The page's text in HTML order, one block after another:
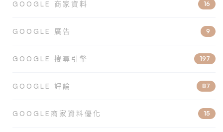
GOOGLE 商家資料 16
GOOGLE 廣告 9
GOOGLE 搜尋引擎 197
GOOGLE 評論 87
GOOGLE商家資料優化 15